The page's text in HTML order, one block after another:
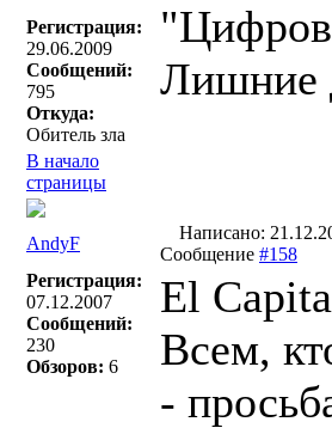
Регистрация:
29.06.2009
Сообщений:
795
Откуда:
Обитель зла
Лишние
В начало
страницы
AndyF
Написано:
Сообщение #158
Регистрация:
07.12.2007
Сообщений:
230
Обзоров: 6
El
Всем,
-